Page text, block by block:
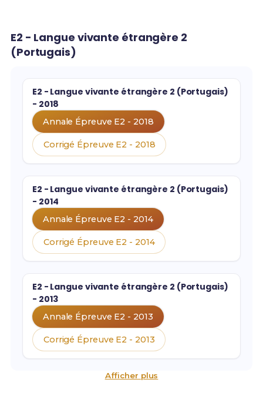
E2 - Langue vivante étrangère 2
(Portugais)
E2 - Langue vivante étrangère 2 (Portugais)
- 2018
Annale Épreuve E2 - 2018
Corrigé Épreuve E2 - 2018
E2 - Langue vivante étrangère 2 (Portugais)
- 2014
Annale Épreuve E2 - 2014
Corrigé Épreuve E2 - 2014
E2 - Langue vivante étrangère 2 (Portugais)
- 2013
Annale Épreuve E2 - 2013
Corrigé Épreuve E2 - 2013
Afficher plus